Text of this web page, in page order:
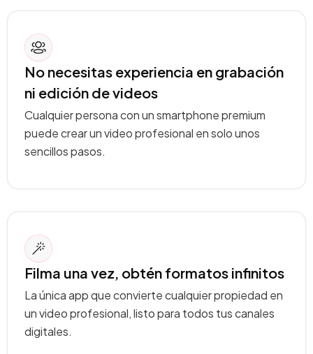
No necesitas experiencia en grabación
ni edición de videos
Cualquier persona con un smartphone premium
puede crear un video profesional en solo unos
sencillos pasos.
Filma una vez, obtén formatos infinitos
La única app que convierte cualquier propiedad en
un video profesional, listo para todos tus canales
digitales.